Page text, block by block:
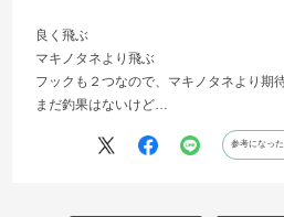
良く飛ぶ
マキノタネより飛ぶ
フックも２つなので、マキノタネより期
まだ釣果はないけど…
参考になった